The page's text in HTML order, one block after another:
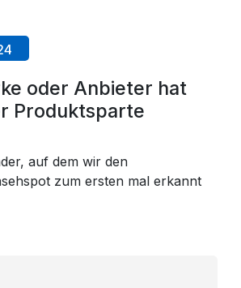
oder Anbieter hat
Produktsparte
auf dem wir den
zum ersten mal erkannt